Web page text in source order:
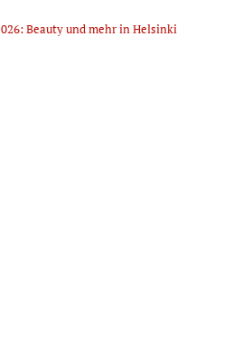
Beauty und mehr in Helsinki